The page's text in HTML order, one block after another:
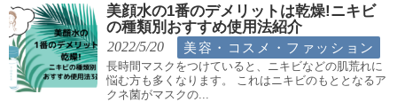
美顔水の1番のデメリットは乾燥!ニキビ
の種類別おすすめ使用法紹介
2022/5/20 美容・コスメ・ファッション
長時間マスクをつけていると、ニキビなどの肌荒れに
悩む方も多くなります。 これはニキビのもととなるア
クネ菌がマスクの...